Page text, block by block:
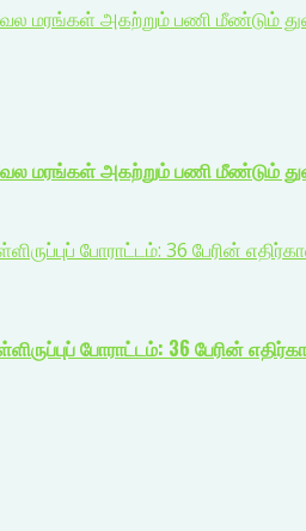
மரங்கள் அகற்றும் பணி மீண்டும்
மரங்கள் அகற்றும் பணி மீண்டும்
போராட்டம்: 36 பேரின்
போராட்டம்: 36 பேரின்